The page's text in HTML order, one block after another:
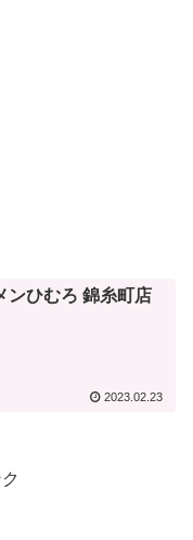
ンひむろ 錦糸町店
2023.02.23